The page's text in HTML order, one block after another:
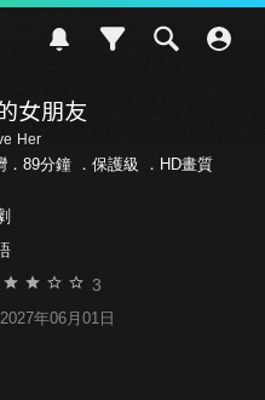
女朋友
Her
．89分鐘 ． 保護級 ．HD畫質
3
年06月01日